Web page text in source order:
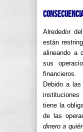
Alrededor
están
alineando a
sus
Debido a
tiene la
de las
dinero a